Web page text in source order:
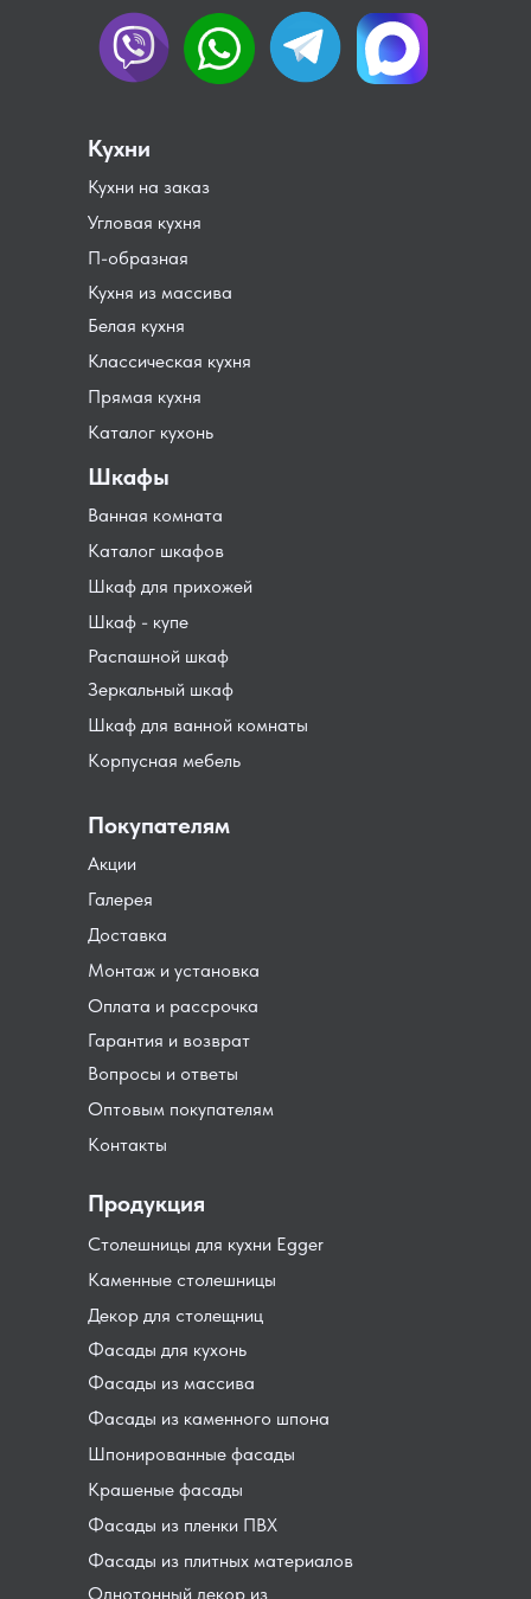
Гарантия и возврат
Монтаж и установка
Доставка
Оплата и рассрочка
Оптовым покупателям
Контакты
Вопросы и ответы
Фасады для кухонь
Каменные столешницы
Столешницы для кухни Egger
Декор для столещниц
Шпонированные фасады
Фасады из массива
Фасады из каменного шпона
Крашеные фасады
Фасады из пленки ПВХ
Фасады из плитных материалов
Однотонный декор из
Распашной шкаф
Шкаф для прихожей
Шкаф - купе
Каталог шкафов
Шкаф для ванной комнаты
Зеркальный шкаф
Корпусная мебель
Ванная комната
Акции
Кухня из массива
Угловая кухня
Кухни на заказ
П-образная
Классическая кухня
Белая кухня
Галерея
Покупателям
Кухни
Шкафы
Продукция
Прямая кухня
Каталог кухонь